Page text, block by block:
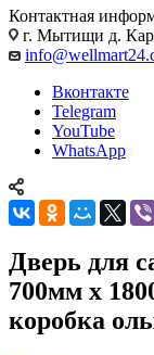
Контактная
г. Мытищи д.
Вконтакте
Telegram
YouTube
WhatsApp
Дверь для
700мм х
коробка